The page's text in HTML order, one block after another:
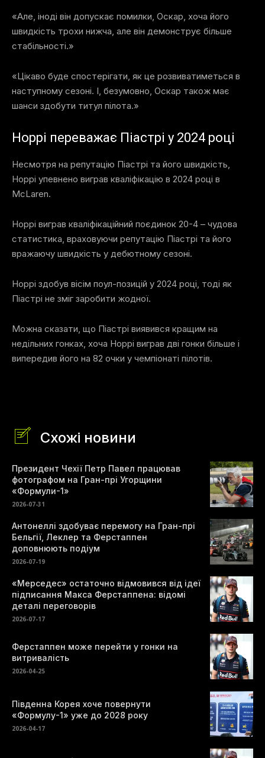
«Але, іноді він допускає помилки, Оскар, хоча його
швидкість трохи нижча, але він демонструє більше
стабільності.»
«Цікаво буде спостерігати, як це розвиватиметься в
наступному сезоні. І, безумовно, Оскар також має
шанси здобути титул пілота.»
Норрі переважає Піастрі у 2024 році
Несмотря на репутацію Піастрі та його швидкість,
Норрі упевнено виграв кваліфікацію в 2024 році в
McLaren.
Норрі виграв кваліфікаційний поєдинок 20-4 – чудова
статистика, враховуючи репутацію Піастрі та його
вражаючу швидкість у дебютному сезоні.
Норрі здобув вісім поул-позицій у 2024 році, тоді як
Піастрі не зміг заробити жодної.
Можна сказати, що Піастрі виявився кращим на
недільних гонках, хоча Норрі виграв дві гонки більше і
випередив його на 82 очки у чемпіонаті пілотів.
Схожі новини
Президент Чехії Петр Павел працював
фотографом на Гран-прі Угорщини
«Формули-1»
2026-07-31
Антонеллі здобуває перемогу на Гран-прі
Бельгії, Леклер та Ферстаппен
доповнюють подіум
2026-07-19
«Мерседес» остаточно відмовився від ідеї
підписання Макса Ферстаппена: відомі
деталі переговорів
2026-07-17
Ферстаппен може перейти у гонки на
витривалість
2026-04-25
Південна Корея хоче повернути
«Формулу-1» уже до 2028 року
2026-04-17